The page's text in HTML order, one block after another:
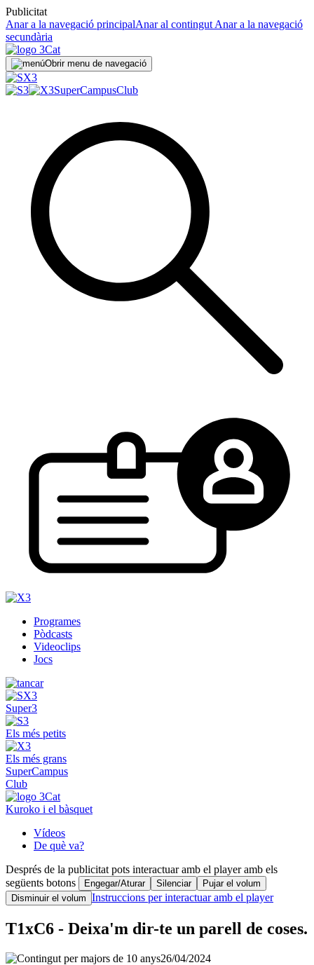
Publicitat
Anar a la navegació principalAnar al contingut Anar a la navegació
secundària
Obrir menu de navegació
SuperCampusClub
Programes
Pòdcasts
Videoclips
Jocs
Super3
Els més petits
Els més grans
SuperCampus
Club
Kuroko i el bàsquet
Vídeos
De què va?
Després de la publicitat pots interactuar amb el player amb els
següents botons
Engegar/Aturar Silenciar
Pujar el volum
Disminuir el volum Instruccions per interactuar amb el player
T1xC6 - Deixa'm dir-te un parell de coses.
26/04/2024